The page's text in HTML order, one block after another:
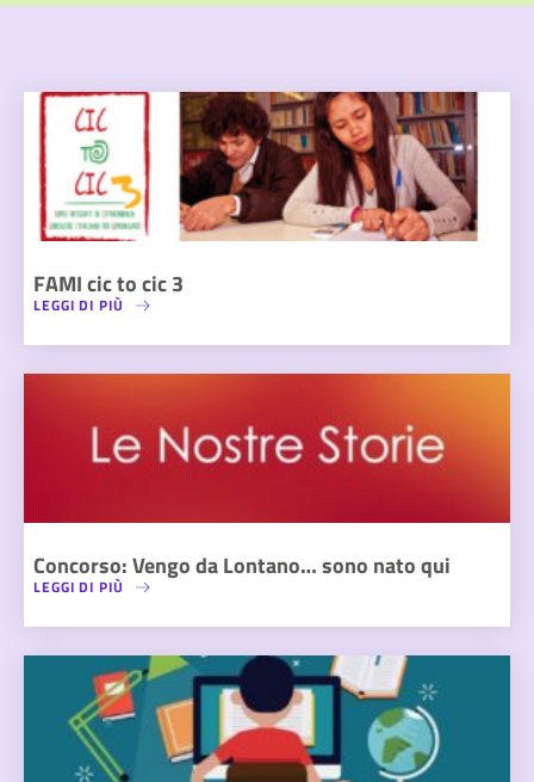
FAMI cic to cic 3
LEGGI DI PIÙ
Concorso: Vengo da Lontano… sono nato qui
LEGGI DI PIÙ